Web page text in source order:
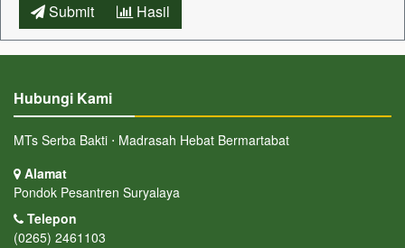
Submit Hasil
Hubungi Kami
MTs Serba Bakti ⋅ Madrasah Hebat Bermartabat
Alamat
Pondok Pesantren Suryalaya
Telepon
(0265) 2461103